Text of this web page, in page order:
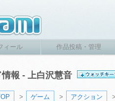
ィール 作品投稿・管理
報 - 上白沢慧音
> ゲーム > アクション >